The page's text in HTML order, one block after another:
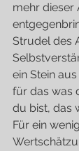
mehr dieser
Strudel des
ein Stein
für das was
du bist, das
Für ein